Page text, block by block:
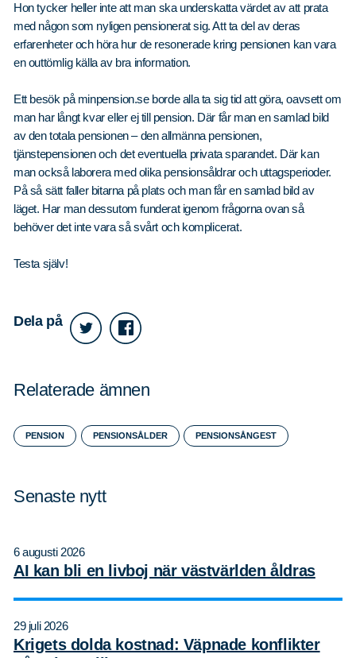
Hon tycker heller inte att man ska underskatta värdet av att prata
med någon som nyligen pensionerat sig. Att ta del av deras
erfarenheter och höra hur de resonerade kring pensionen kan vara
en outtömlig källa av bra information.
Ett besök på minpension.se borde alla ta sig tid att göra, oavsett om
man har långt kvar eller ej till pension. Där får man en samlad bild
av den totala pensionen – den allmänna pensionen,
tjänstepensionen och det eventuella privata sparandet. Där kan
man också laborera med olika pensionsåldrar och uttagsperioder.
På så sätt faller bitarna på plats och man får en samlad bild av
läget. Har man dessutom funderat igenom frågorna ovan så
behöver det inte vara så svårt och komplicerat.
Testa själv!
Dela på
Relaterade ämnen
PENSION PENSIONSÅLDER PENSIONSÅNGEST
Senaste nytt
6 augusti 2026
AI kan bli en livboj när västvärlden åldras
29 juli 2026
Krigets dolda kostnad: Väpnade konflikter